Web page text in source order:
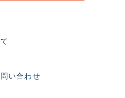
い合わせ